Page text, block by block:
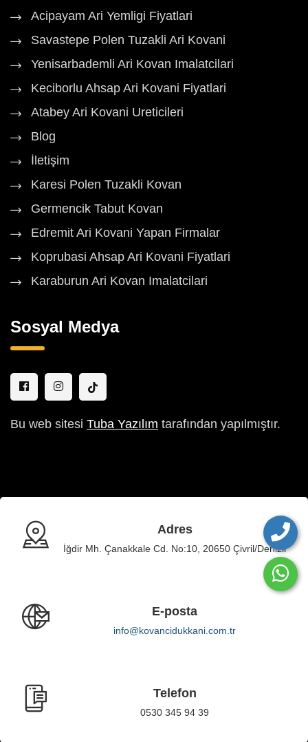
Acipayam Ari Yemligi Fiyatlari
Savastepe Polen Tuzakli Ari Kovani
Yenisarbademli Ari Kovan Imalatcilari
Keciborlu Ahsap Ari Kovani Fiyatlari
Atabey Ari Kovani Ureticileri
Blog
İletişim
Karesi Polen Tuzakli Kovan
Germencik Tabut Kovan
Edremit Ari Kovani Yapan Firmalar
Koprubasi Ahsap Ari Kovani Fiyatlari
Karaburun Ari Kovan Imalatcilari
Sosyal Medya
Bu web sitesi Tuba Yazılım tarafından yapılmıştır.
Adres
İğdir Mh. Çanakkale Cd. No:10, 20650 Çivril/Denizli
E-posta
info@kovancidukkani.com.tr
Telefon
0530 345 94 39